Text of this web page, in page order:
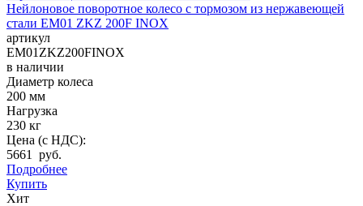
Нейлоновое поворотное колесо с тормозом из нержавеющей
стали EM01 ZKZ 200F INOX
артикул
EM01ZKZ200FINOX
в наличии
Диаметр колеса
200 мм
Нагрузка
230 кг
Цена (с НДС):
5661 руб.
Подробнее
Купить
Хит